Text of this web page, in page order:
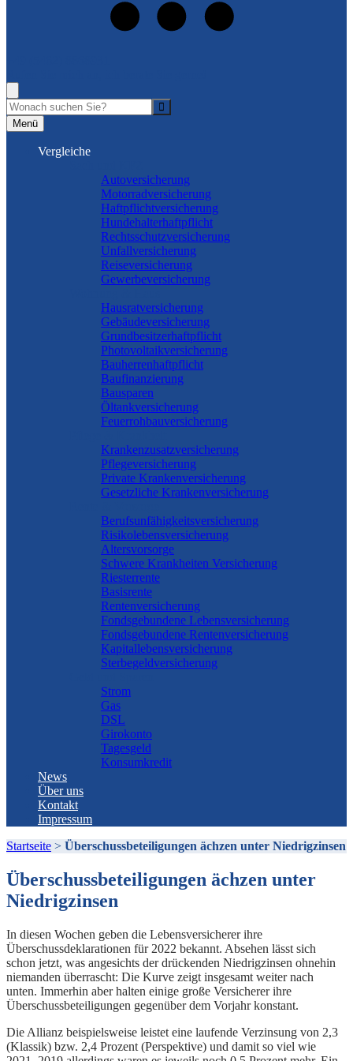
Menü
Vergleiche
Autoversicherung
Motorradversicherung
Haftpflichtversicherung
Hundehalterhaftpflicht
Rechtsschutzversicherung
Unfallversicherung
Reiseversicherung
Gewerbeversicherung
Hausratversicherung
Gebäudeversicherung
Grundbesitzerhaftpflicht
Photovoltaikversicherung
Bauherrenhaftpflicht
Baufinanzierung
Bausparen
Öltankversicherung
Feuerrohbauversicherung
Krankenzusatzversicherung
Pflegeversicherung
Private Krankenversicherung
Gesetzliche Krankenversicherung
Berufs­unfähigkeitsversicherung
Risikolebensversicherung
Altersvorsorge
Schwere Krankheiten Versicherung
Riesterrente
Basisrente
Rentenversicherung
Fondsgebundene Lebensversicherung
Fondsgebundene Rentenversicherung
Kapitallebensversicherung
Sterbegeldversicherung
Strom
Gas
DSL
Girokonto
Tagesgeld
Konsumkredit
News
Über uns
Kontakt
Impressum
Startseite > Überschussbeteiligungen ächzen unter Niedrigzinsen
Überschussbeteiligungen ächzen unter
Niedrigzinsen
In diesen Wochen geben die Lebensversicherer ihre
Überschussdeklarationen für 2022 bekannt. Absehen lässt sich
schon jetzt, was angesichts der drückenden Niedrigzinsen ohnehin
niemanden überrascht: Die Kurve zeigt insgesamt weiter nach
unten. Immerhin aber halten einige große Versicherer ihre
Überschussbeteiligungen gegenüber dem Vorjahr konstant.
Die Allianz beispielsweise leistet eine laufende Verzinsung von 2,3
(Klassik) bzw. 2,4 Prozent (Perspektive) und damit so viel wie